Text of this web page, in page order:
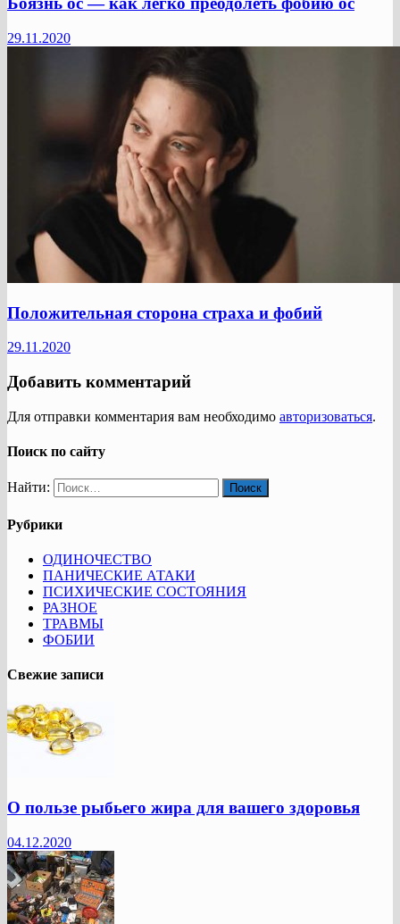
29.11.2020
Положительная сторона страха и фобий
29.11.2020
Добавить комментарий
Для отправки комментария вам необходимо авторизоваться.
Поиск по сайту
Найти:
Рубрики
ОДИНОЧЕСТВО
ПАНИЧЕСКИЕ АТАКИ
ПСИХИЧЕСКИЕ СОСТОЯНИЯ
РАЗНОЕ
ТРАВМЫ
ФОБИИ
Свежие записи
О пользе рыбьего жира для вашего здоровья
04.12.2020